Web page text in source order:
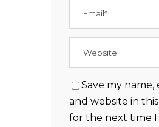
Save my name,
and website in
for the next time I